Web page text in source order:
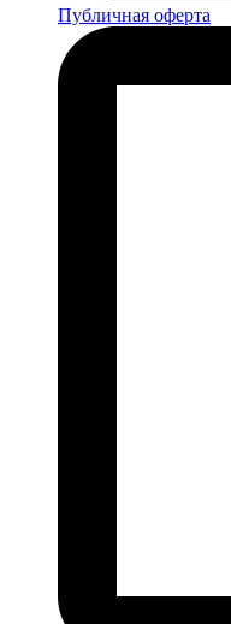
Публичная оферта